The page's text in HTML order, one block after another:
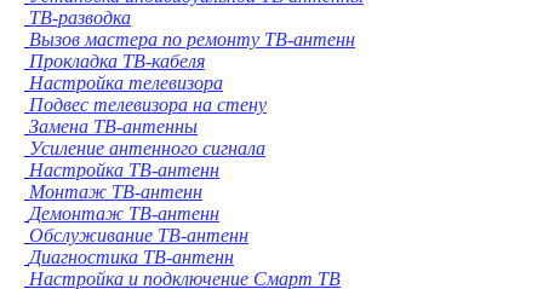
ТВ-разводка
Вызов мастера по ремонту ТВ-антенн
Прокладка ТВ-кабеля
Настройка телевизора
Подвес телевизора на стену
Замена ТВ-антенны
Усиление антенного сигнала
Настройка ТВ-антенн
Монтаж ТВ-антенн
Демонтаж ТВ-антенн
Обслуживание ТВ-антенн
Диагностика ТВ-антенн
Настройка и подключение Смарт ТВ